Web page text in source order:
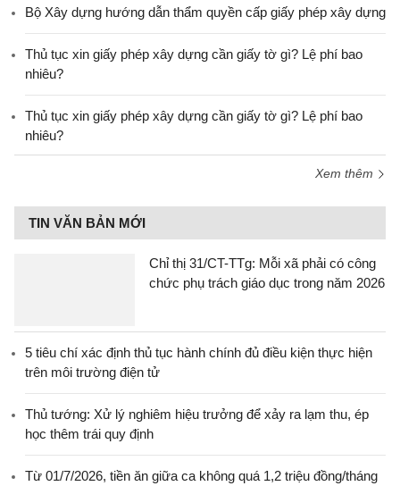
Bộ Xây dựng hướng dẫn thẩm quyền cấp giấy phép xây dựng
Thủ tục xin giấy phép xây dựng cần giấy tờ gì? Lệ phí bao
nhiêu?
Thủ tục xin giấy phép xây dựng cần giấy tờ gì? Lệ phí bao
nhiêu?
Xem thêm
TIN VĂN BẢN MỚI
Chỉ thị 31/CT-TTg: Mỗi xã phải có công
chức phụ trách giáo dục trong năm 2026
5 tiêu chí xác định thủ tục hành chính đủ điều kiện thực hiện
trên môi trường điện tử
Thủ tướng: Xử lý nghiêm hiệu trưởng để xảy ra lạm thu, ép
học thêm trái quy định
Từ 01/7/2026, tiền ăn giữa ca không quá 1,2 triệu đồng/tháng